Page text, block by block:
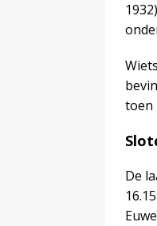
toen
De